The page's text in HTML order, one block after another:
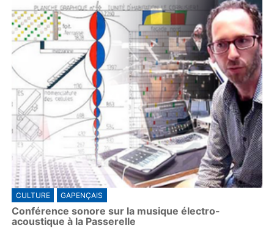
CULTURE GAPENÇAIS
Conférence sonore sur la musique électro-
acoustique à la Passerelle